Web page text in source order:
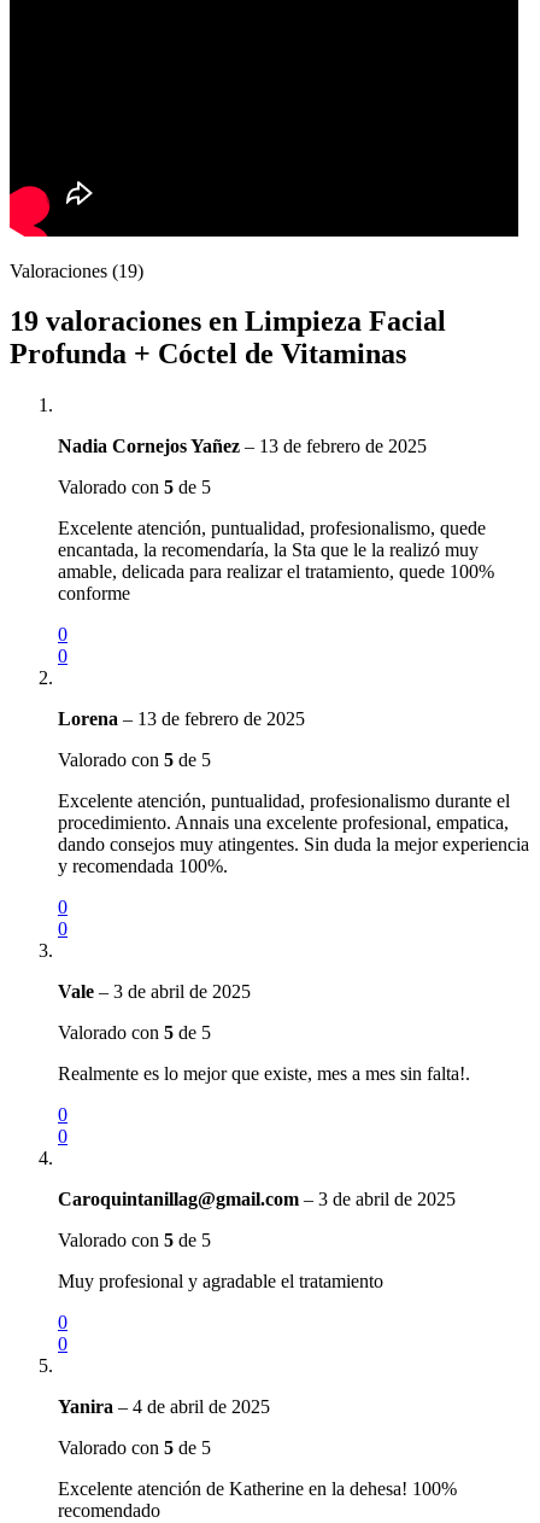
Valoraciones (19)
19 valoraciones en Limpieza Facial
Profunda + Cóctel de Vitaminas
Nadia Cornejos Yañez – 13 de febrero de 2025
Valorado con 5 de 5
Excelente atención, puntualidad, profesionalismo, quede
encantada, la recomendaría, la Sta que le la realizó muy
amable, delicada para realizar el tratamiento, quede 100%
conforme
0
0
Lorena – 13 de febrero de 2025
Valorado con 5 de 5
Excelente atención, puntualidad, profesionalismo durante el
procedimiento. Annais una excelente profesional, empatica,
dando consejos muy atingentes. Sin duda la mejor experiencia
y recomendada 100%.
0
0
Vale – 3 de abril de 2025
Valorado con 5 de 5
Realmente es lo mejor que existe, mes a mes sin falta!.
0
0
Caroquintanillag@gmail.com – 3 de abril de 2025
Valorado con 5 de 5
Muy profesional y agradable el tratamiento
0
0
Yanira – 4 de abril de 2025
Valorado con 5 de 5
Excelente atención de Katherine en la dehesa! 100%
recomendado